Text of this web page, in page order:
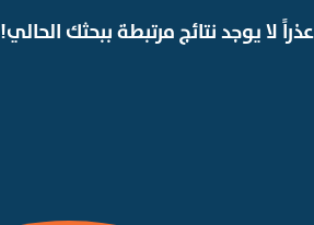
عذراً لا يوجد نتائج مرتبطة ببحثك الحالي!